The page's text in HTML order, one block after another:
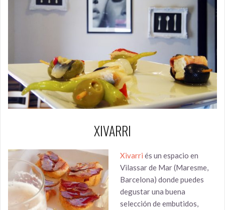
XIVARRI
Xivarri és un espacio en
Vilassar de Mar (Maresme,
Barcelona) donde puedes
degustar una buena
selección de embutidos,